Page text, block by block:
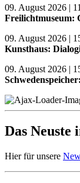
09. August 2026 |
Freilichtmuseum:
09. August 2026 |
Kunsthaus:
09. August 2026 |
Das
Hier für unsere